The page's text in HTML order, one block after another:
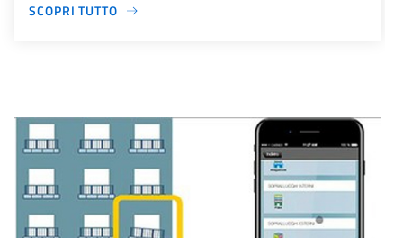
SCOPRI TUTTO